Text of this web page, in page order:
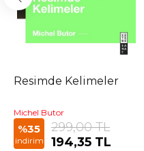
Resimde Kelimeler
Michel Butor
%35
indirim
299,00 TL
194,35 TL